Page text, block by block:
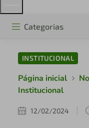
Categorias
INSTITUCIONAL
Página inicial
Institucional
12/02/2024